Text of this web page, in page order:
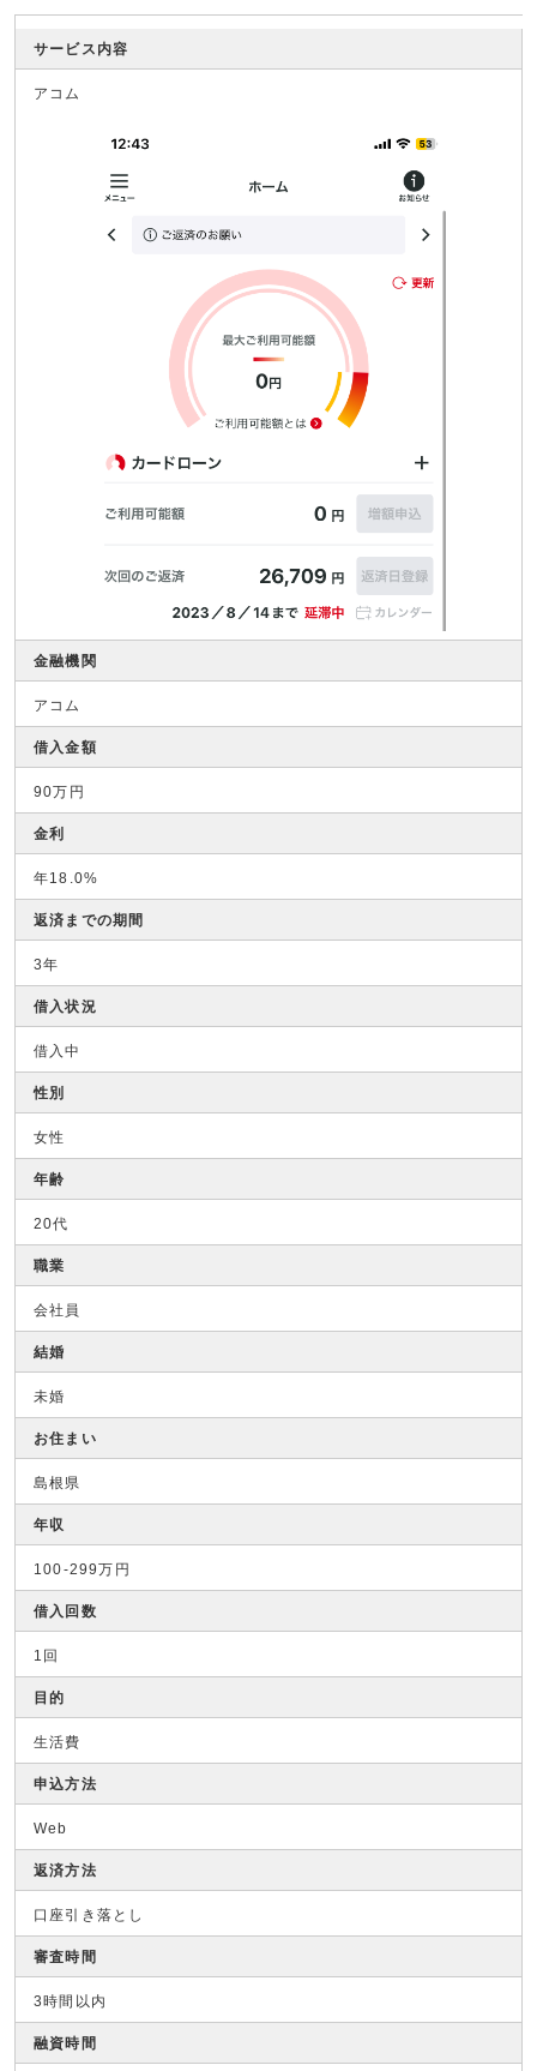
サービス内容
アコム
金融機関
アコム
借入金額
90万円
金利
年18.0%
返済までの期間
3年
借入状況
借入中
性別
女性
年齢
20代
職業
会社員
結婚
未婚
お住まい
島根県
年収
100-299万円
借入回数
1回
目的
生活費
申込方法
Web
返済方法
口座引き落とし
審査時間
3時間以内
融資時間